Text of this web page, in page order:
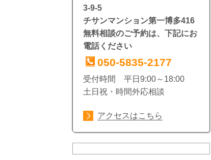
3-9-5
チサンマンション第一博多416
無料相談のご予約は、下記にお
電話ください
050-5835-2177
受付時間 平日9:00～18:00
土日祝・時間外応相談
アクセスはこちら